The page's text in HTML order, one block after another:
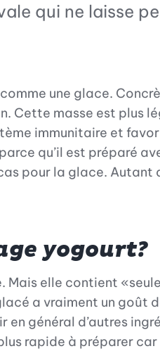
qui ne laisse
une glace.
Cette masse est plus
immunitaire et
qu’il est préparé
pour la glace.
yogourt?
Mais elle contient
a vraiment un goût
général d’autres
rapide à préparer